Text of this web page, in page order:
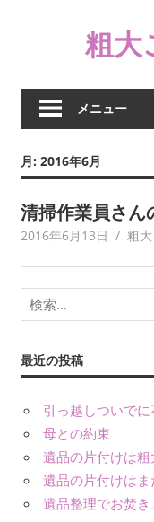
粗大
メニュー
月: 2016年6月
清掃作業員さん
2016年6月13日 粗
最近の投稿
引っ越しついで
母との約束
遺品の片付けは
遺品の片付けは
遺品整理でお焚